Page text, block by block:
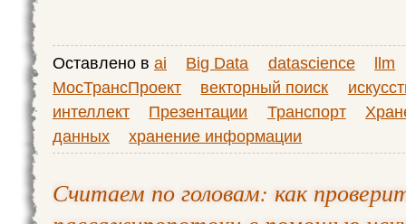
Оставлено в ai Big Data datascience
llm
МосТрансПроект
векторный поиск
интеллект
Презентации Транспорт
данных
хранение информации
Считаем по головам: как